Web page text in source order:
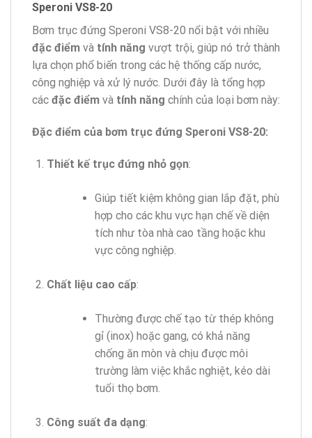
Speroni VS8-20
Bơm trục đứng Speroni VS8-20 nổi bật với nhiều
đặc điểm và tính năng vượt trội, giúp nó trở thành
lựa chọn phổ biến trong các hệ thống cấp nước,
công nghiệp và xử lý nước. Dưới đây là tổng hợp
các đặc điểm và tính năng chính của loại bơm này:
Đặc điểm của bơm trục đứng Speroni VS8-20:
Thiết kế trục đứng nhỏ gọn:
Giúp tiết kiệm không gian lắp đặt, phù
hợp cho các khu vực hạn chế về diện
tích như tòa nhà cao tầng hoặc khu
vực công nghiệp.
Chất liệu cao cấp:
Thường được chế tạo từ thép không
gỉ (inox) hoặc gang, có khả năng
chống ăn mòn và chịu được môi
trường làm việc khắc nghiệt, kéo dài
tuổi thọ bơm.
Công suất đa dạng: